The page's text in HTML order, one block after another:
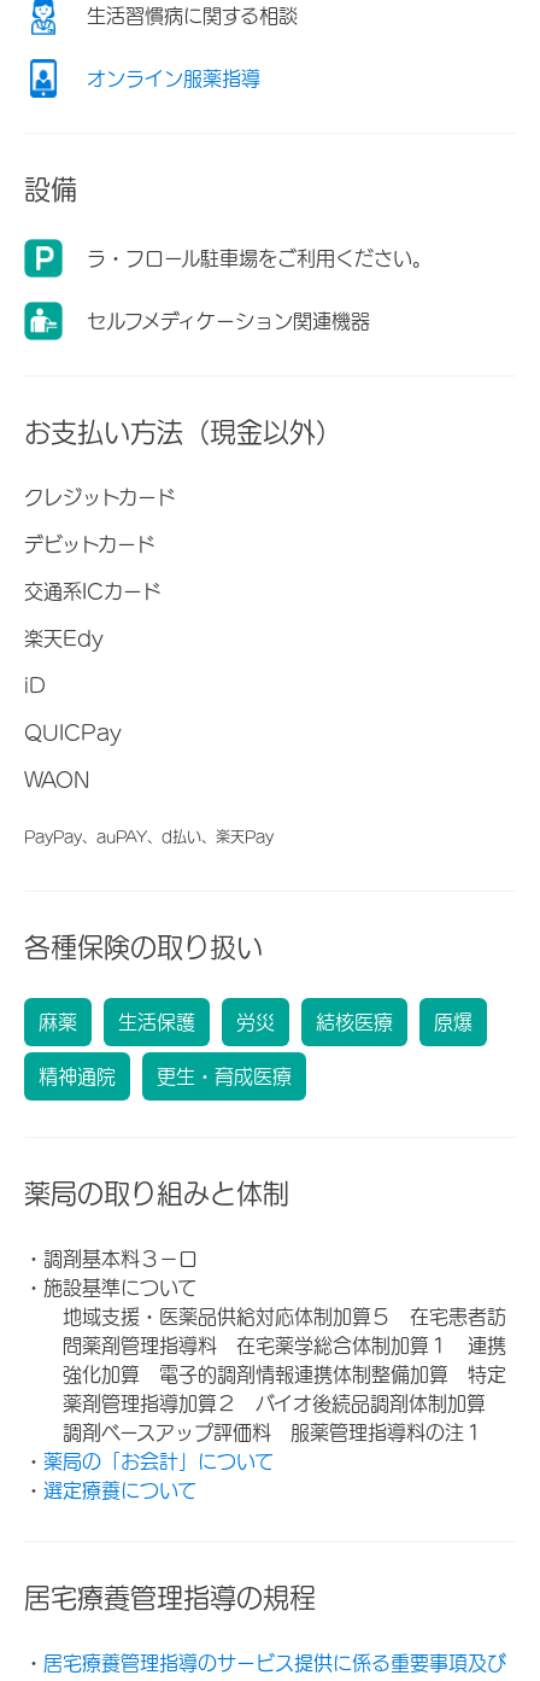
生活習慣病に関する相談
オンライン服薬指導
設備
ラ・フロール駐車場をご利用ください。
セルフメディケーション関連機器
お支払い方法（現金以外）
クレジットカード
デビットカード
交通系ICカード
楽天Edy
iD
QUICPay
WAON
PayPay、auPAY、d払い、楽天Pay
各種保険の取り扱い
麻薬 生活保護 労災 結核医療 原爆
精神通院 更生・育成医療
薬局の取り組みと体制
・調剤基本料３－ロ
・施設基準について
地域支援・医薬品供給対応体制加算５ 在宅患者訪
問薬剤管理指導料 在宅薬学総合体制加算１ 連携
強化加算 電子的調剤情報連携体制整備加算 特定
薬剤管理指導加算２ バイオ後続品調剤体制加算
調剤ベースアップ評価料 服薬管理指導料の注１
・ 薬局の「お会計」について
・ 選定療養について
居宅療養管理指導の規程
・ 居宅療養管理指導のサービス提供に係る重要事項及び